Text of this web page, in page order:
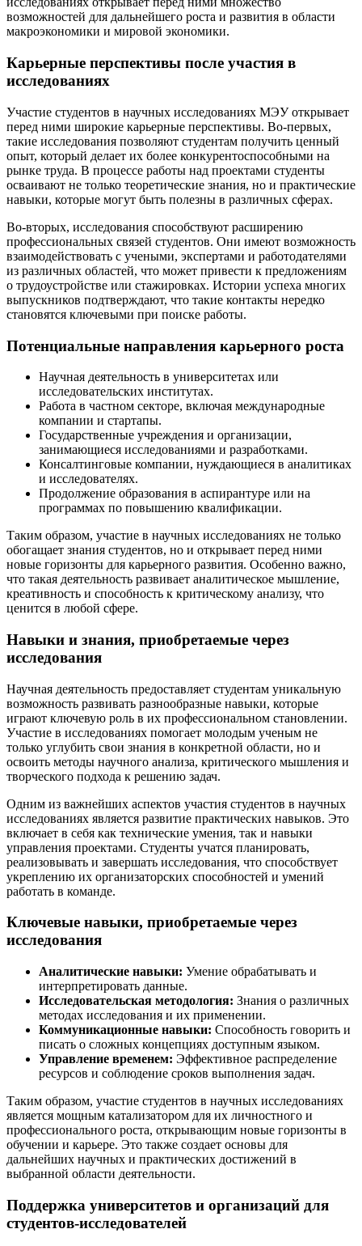
возможностей для дальнейшего роста и развития в области
макроэкономики и мировой экономики.
Карьерные перспективы после участия в
исследованиях
Участие студентов в научных исследованиях МЭУ открывает
перед ними широкие карьерные перспективы. Во-первых,
такие исследования позволяют студентам получить ценный
опыт, который делает их более конкурентоспособными на
рынке труда. В процессе работы над проектами студенты
осваивают не только теоретические знания, но и практические
навыки, которые могут быть полезны в различных сферах.
Во-вторых, исследования способствуют расширению
профессиональных связей студентов. Они имеют возможность
взаимодействовать с учеными, экспертами и работодателями
из различных областей, что может привести к предложениям
о трудоустройстве или стажировках. Истории успеха многих
выпускников подтверждают, что такие контакты нередко
становятся ключевыми при поиске работы.
Потенциальные направления карьерного роста
Научная деятельность в университетах или
исследовательских институтах.
Работа в частном секторе, включая международные
компании и стартапы.
Государственные учреждения и организации,
занимающиеся исследованиями и разработками.
Консалтинговые компании, нуждающиеся в аналитиках
и исследователях.
Продолжение образования в аспирантуре или на
программах по повышению квалификации.
Таким образом, участие в научных исследованиях не только
обогащает знания студентов, но и открывает перед ними
новые горизонты для карьерного развития. Особенно важно,
что такая деятельность развивает аналитическое мышление,
креативность и способность к критическому анализу, что
ценится в любой сфере.
Навыки и знания, приобретаемые через
исследования
Научная деятельность предоставляет студентам уникальную
возможность развивать разнообразные навыки, которые
играют ключевую роль в их профессиональном становлении.
Участие в исследованиях помогает молодым ученым не
только углубить свои знания в конкретной области, но и
освоить методы научного анализа, критического мышления и
творческого подхода к решению задач.
Одним из важнейших аспектов участия студентов в научных
исследованиях является развитие практических навыков. Это
включает в себя как технические умения, так и навыки
управления проектами. Студенты учатся планировать,
реализовывать и завершать исследования, что способствует
укреплению их организаторских способностей и умений
работать в команде.
Ключевые навыки, приобретаемые через
исследования
Аналитические навыки: Умение обрабатывать и
интерпретировать данные.
Исследовательская методология: Знания о различных
методах исследования и их применении.
Коммуникационные навыки: Способность говорить и
писать о сложных концепциях доступным языком.
Управление временем: Эффективное распределение
ресурсов и соблюдение сроков выполнения задач.
Таким образом, участие студентов в научных исследованиях
является мощным катализатором для их личностного и
профессионального роста, открывающим новые горизонты в
обучении и карьере. Это также создает основы для
дальнейших научных и практических достижений в
выбранной области деятельности.
Поддержка университетов и организаций для
студентов-исследователей